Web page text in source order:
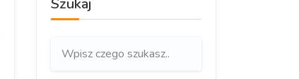
Szukaj